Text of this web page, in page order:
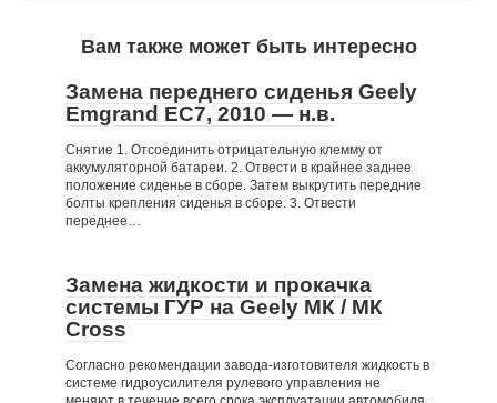
Вам также может быть интересно
Замена переднего сиденья Geely
Emgrand EC7, 2010 — н.в.
Снятие 1. Отсоединить отрицательную клемму от
аккумуляторной батареи. 2. Отвести в крайнее заднее
положение сиденье в сборе. Затем выкрутить передние
болты крепления сиденья в сборе. 3. Отвести
переднее…
Замена жидкости и прокачка
системы ГУР на Geely МК / МК
Cross
Согласно рекомендации завода-изготовителя жидкость в
системе гидроусилителя рулевого управления не